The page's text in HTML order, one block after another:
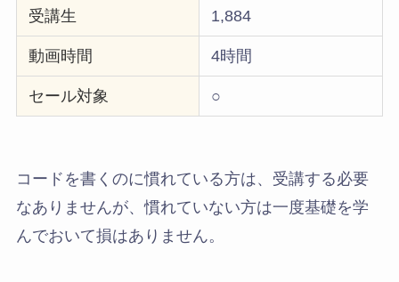
受講生 1,884
動画時間 4時間
セール対象 ○
コードを書くのに慣れている方は、受講する必要
なありませんが、慣れていない方は一度基礎を学
んでおいて損はありません。